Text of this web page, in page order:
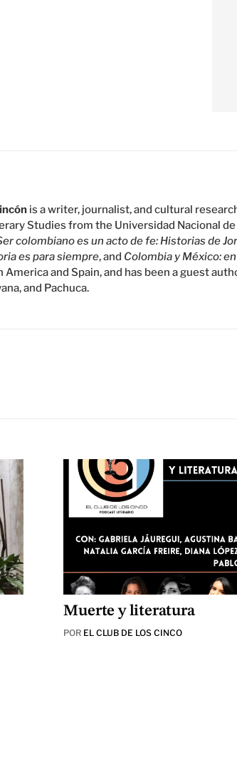
is a writer, journalist, and cultural
Studies from the Universidad Nacional
colombiano es un acto de fe: Historias de
es para siempre, and Colombia y México:
and Spain, and has been a guest
and Pachuca.
Muerte y literatura
POR EL CLUB DE LOS CINCO